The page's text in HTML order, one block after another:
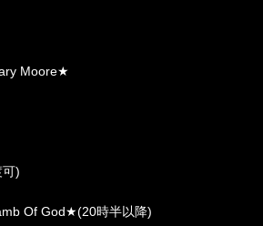
Moore★
)
Of God★(20時半以降)